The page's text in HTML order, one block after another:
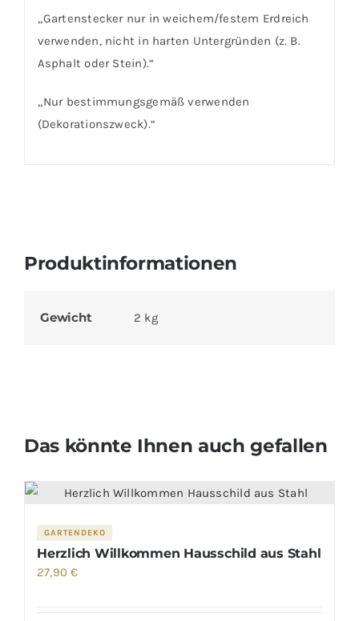
„Gartenstecker nur in weichem/festem Erdreich
verwenden, nicht in harten Untergründen (z. B.
Asphalt oder Stein).“
„Nur bestimmungsgemäß verwenden
(Dekorationszweck).“
Produktinformationen
Gewicht 2 kg
Das könnte Ihnen auch gefallen
GARTENDEKO
Herzlich Willkommen Hausschild aus Stahl
27,90€